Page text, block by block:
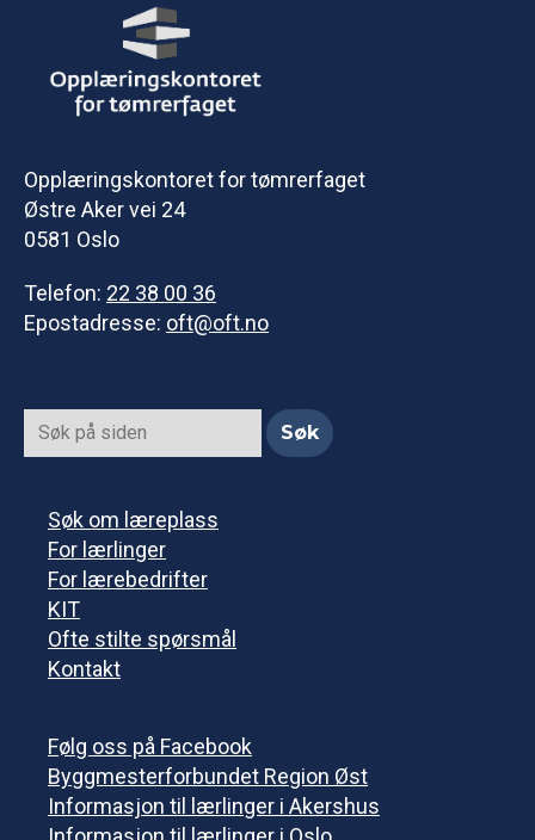
Opplæringskontoret for tømrerfaget
Østre Aker vei 24
0581 Oslo
Telefon: 22 38 00 36
Epostadresse: oft@oft.no
Søk om læreplass
For lærlinger
For lærebedrifter
KIT
Ofte stilte spørsmål
Kontakt
Følg oss på Facebook
Byggmesterforbundet Region Øst
Informasjon til lærlinger i Akershus